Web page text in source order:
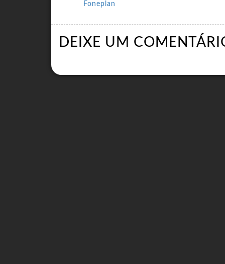
Foneplan
DEIXE UM